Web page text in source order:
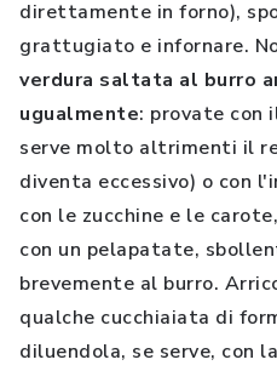
direttamente in forno),
grattugiato e infornare.
verdura saltata al burro
ugualmente: provate con
serve molto altrimenti il
diventa eccessivo) o con
con le zucchine e le
con un pelapatate,
brevemente al burro.
qualche cucchiaiata di
diluendola, se serve, con